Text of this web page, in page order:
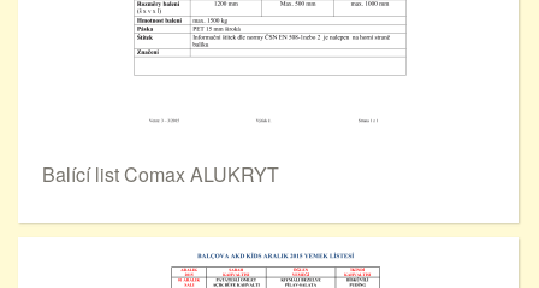
Balící list Comax ALUKRYT